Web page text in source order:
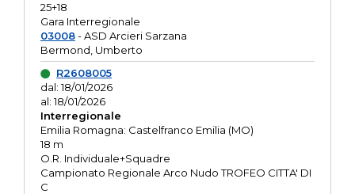
25+18
Gara Interregionale
03008- ASD Arcieri Sarzana
Bermond, Umberto
R2608005
dal: 18/01/2026
al: 18/01/2026
Interregionale
Emilia Romagna: Castelfranco Emilia (MO)
18 m
O.R. Individuale+Squadre
Campionato Regionale Arco Nudo TROFEO CITTA' DI
C